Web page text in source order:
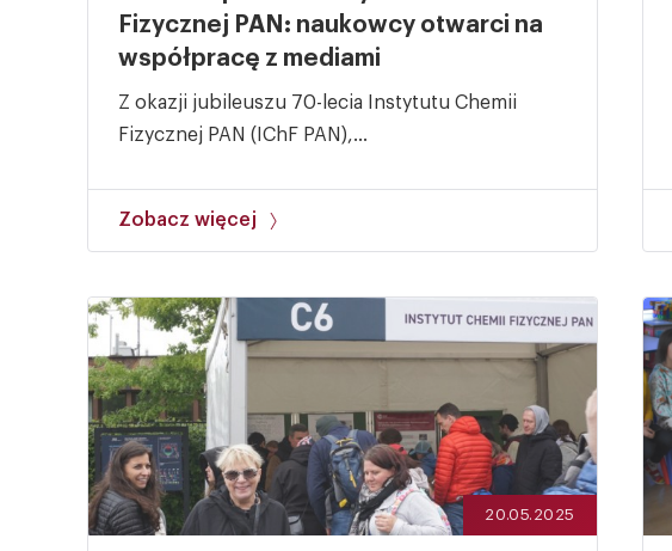
Fizycznej PAN: naukowcy otwarci na
współpracę z mediami
Z okazji jubileuszu 70-lecia Instytutu Chemii
Fizycznej PAN (IChF PAN),...
Zobacz więcej
20.05.2025